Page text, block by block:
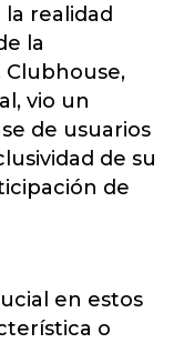
realidad
la
Clubhouse,
vio un
de usuarios
de su
de
en estos
o